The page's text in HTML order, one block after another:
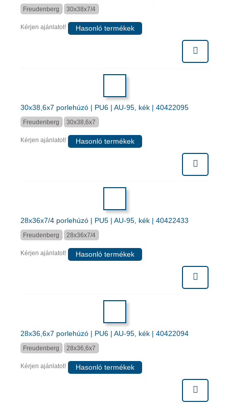
Freudenberg 30x38x7/4
Kérjen ajánlatot! Hasonló termékek
30x38,6x7 porlehúzó | PU6 | AU-95, kék | 40422095
Freudenberg 30x38,6x7
Kérjen ajánlatot! Hasonló termékek
28x36x7/4 porlehúzó | PU5 | AU-95, kék | 40422433
Freudenberg 28x36x7/4
Kérjen ajánlatot! Hasonló termékek
28x36,6x7 porlehúzó | PU6 | AU-95, kék | 40422094
Freudenberg 28x36,6x7
Kérjen ajánlatot! Hasonló termékek